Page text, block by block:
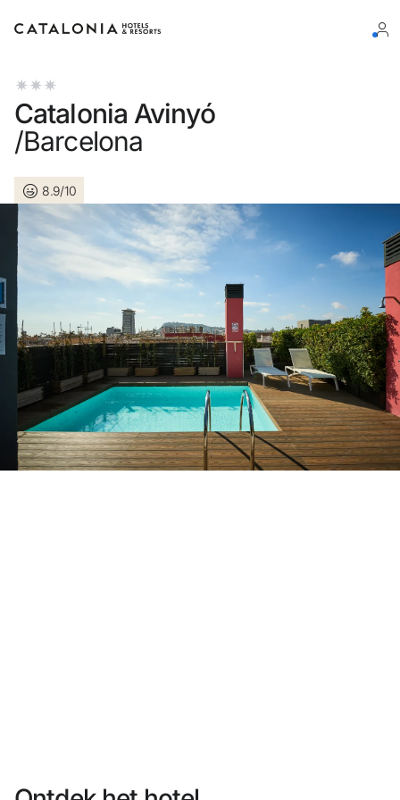
Log in op je account
Log in
Wachtwoord vergeten?
of gebruik een van deze opties
Aanmelden met Google
Sessie beginnen met enkel e-mailadres
Heb je nog geen account?
Een account aanmaken
Catalonia Avinyó
/Barcelona
8.9/10